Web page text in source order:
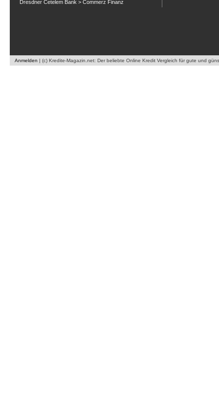
Dresdner Cetelem Bank > Commerz Finanz
Anmelden | (c) Kredite-Magazin.net: Der beliebte Online Kredit Vergleich für gute und